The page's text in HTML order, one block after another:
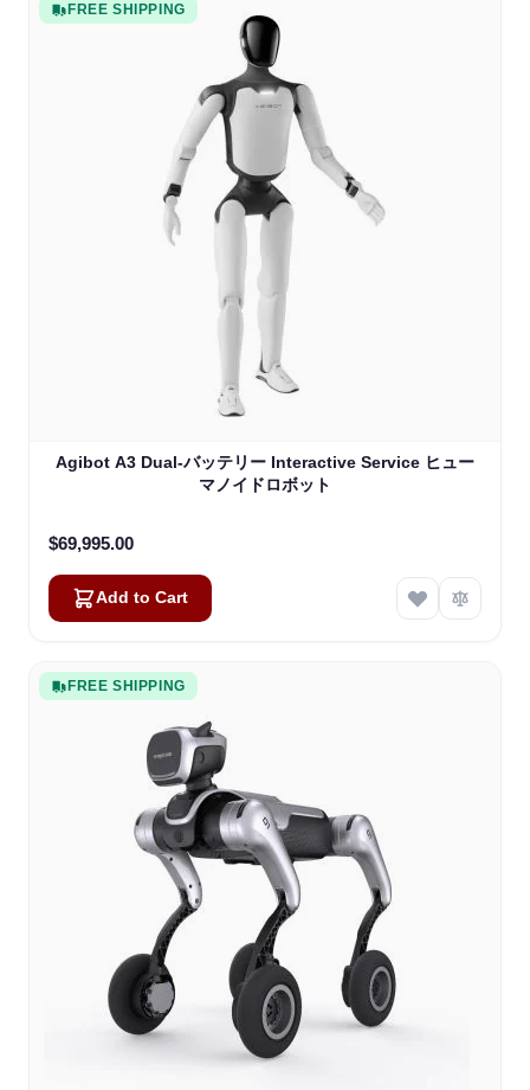
FREE SHIPPING
Agibot A3 Dual-バッテリー Interactive Service ヒュー
マノイドロボット
$69,995.00
Add to Cart
FREE SHIPPING